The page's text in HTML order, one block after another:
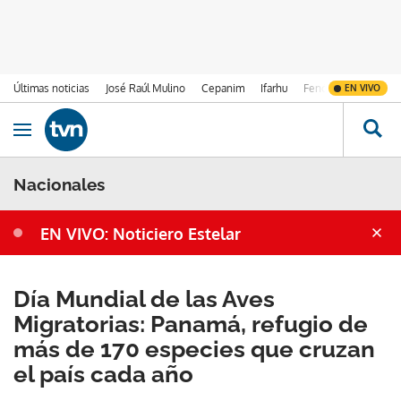
Últimas noticias José Raúl Mulino Cepanim Ifarhu Fenómeno de El
EN VIVO
Ir al contenido
Obrir navegació
Nacionales
EN VIVO: Noticiero Estelar
Día Mundial de las Aves
Migratorias: Panamá, refugio de
más de 170 especies que cruzan
el país cada año